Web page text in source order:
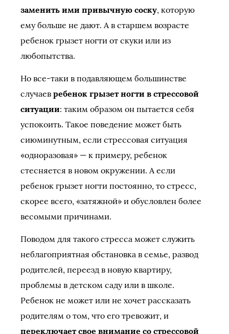
заменить ими привычную соску, которую
ему больше не дают. А в старшем возрасте
ребенок грызет ногти от скуки или из
любопытства.
Но все-таки в подавляющем большинстве
случаев ребенок грызет ногти в стрессовой
ситуации: таким образом он пытается себя
успокоить. Такое поведение может быть
сиюминутным, если стрессовая ситуация
«одноразовая» — к примеру, ребенок
стесняется в новом окружении. А если
ребенок грызет ногти постоянно, то стресс,
скорее всего, «затяжной» и обусловлен более
весомыми причинами.
Поводом для такого стресса может служить
неблагоприятная обстановка в семье, развод
родителей, переезд в новую квартиру,
проблемы в детском саду или в школе.
Ребенок не может или не хочет рассказать
родителям о том, что его тревожит, и
переключает свое внимание со стрессовой